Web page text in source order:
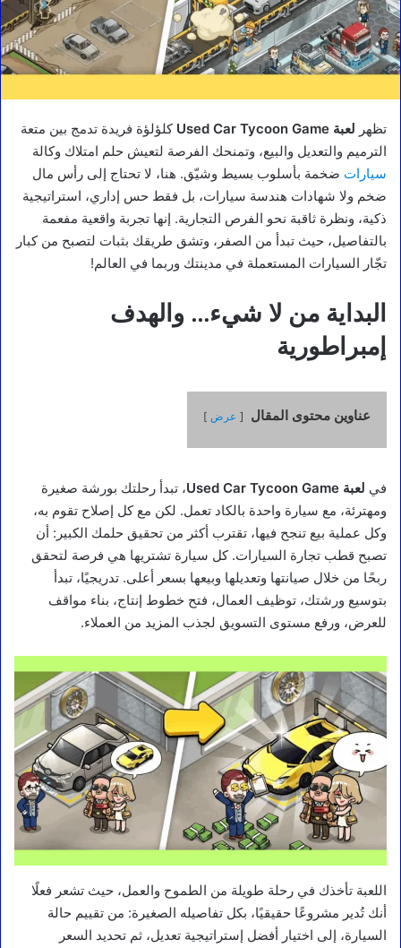
تظهر لعبة Used Car Tycoon Game
كلؤلؤة فريدة تدمج بين متعة
الترميم والتعديل والبيع، وتمنحك الفرصة لتعيش حلم امتلاك وكالة
سيارات ضخمة بأسلوب بسيط وشيّق. هنا، لا تحتاج إلى رأس مال
ضخم ولا شهادات هندسة سيارات، بل فقط حس إداري، استراتيجية
ذكية، ونظرة ثاقبة نحو الفرص التجارية. إنها تجربة واقعية مفعمة
بالتفاصيل، حيث تبدأ من الصفر، وتشق طريقك بثبات لتصبح من كبار
تجّار السيارات المستعملة في مدينتك وربما في العالم!
البداية من لا شيء… والهدف
إمبراطورية
عناوين محتوى المقال عرض
في لعبة Used Car Tycoon Game
، تبدأ رحلتك بورشة صغيرة
ومهترئة، مع سيارة واحدة بالكاد تعمل. لكن مع كل إصلاح تقوم به،
وكل عملية بيع تنجح فيها، تقترب أكثر من تحقيق حلمك الكبير: أن
تصبح قطب تجارة السيارات. كل سيارة تشتريها هي فرصة لتحقق
ربحًا من خلال صيانتها وتعديلها وبيعها بسعر أعلى. تدريجيًا، تبدأ
بتوسيع ورشتك، توظيف العمال، فتح خطوط إنتاج، بناء مواقف
للعرض، ورفع مستوى التسويق لجذب المزيد من العملاء.
اللعبة تأخذك في رحلة طويلة من الطموح والعمل، حيث تشعر فعلًا
أنك تُدير مشروعًا حقيقيًا، بكل تفاصيله الصغيرة: من تقييم حالة
السيارة، إلى اختيار أفضل إستراتيجية تعديل، ثم تحديد السعر